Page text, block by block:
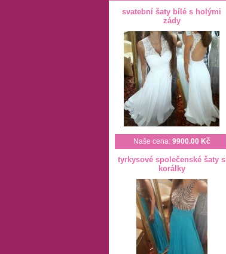
svatební šaty bílé s holými
zády
Naše cena: 9900.00 Kč
tyrkysové společenské šaty s
korálky